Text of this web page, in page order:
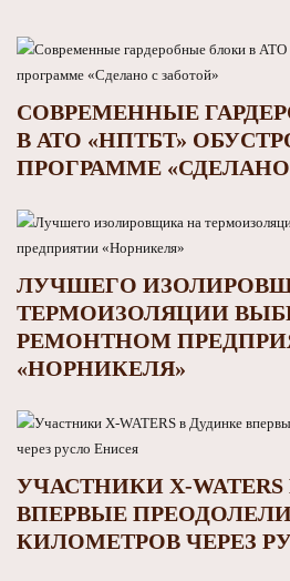
СОВРЕМЕННЫЕ
В АТО «НПТБТ»
ПРОГРАММЕ
ЛУЧШЕГО
ТЕРМОИЗОЛЯЦИИ
РЕМОНТНОМ
«НОРНИКЕЛЯ»
УЧАСТНИКИ X-
ВПЕРВЫЕ ПРЕОДОЛЕЛИ
КИЛОМЕТРОВ ЧЕРЕЗ